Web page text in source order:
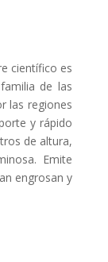
científico es
de las
las regiones
y rápido
de altura,
Emite
engrosan y